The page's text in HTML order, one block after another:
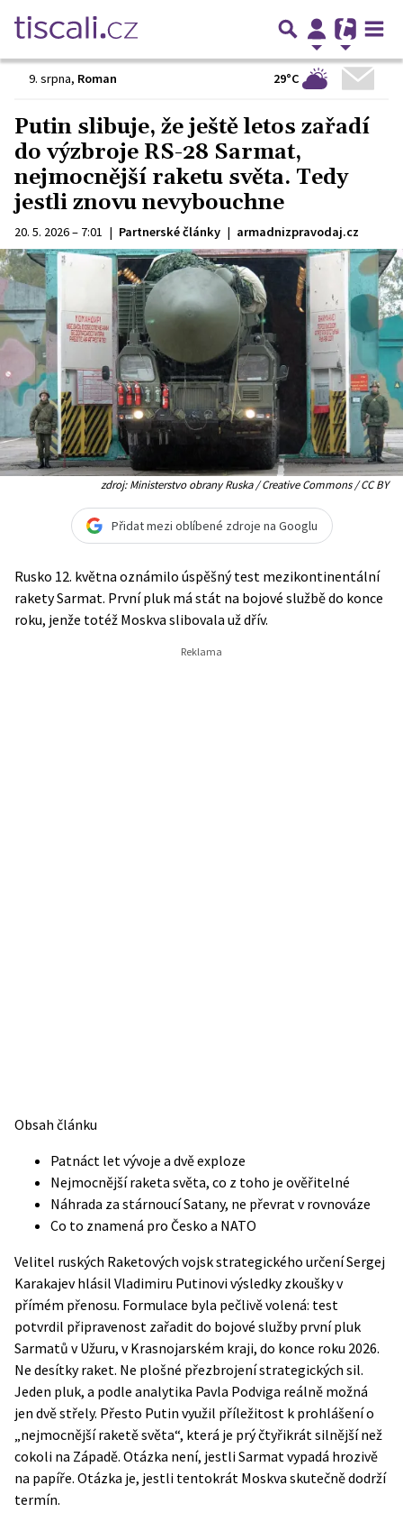
9. srpna, Roman 29°C
Putin slibuje, že ještě letos zařadí
do výzbroje RS-28 Sarmat,
nejmocnější raketu světa. Tedy
jestli znovu nevybouchne
20. 5. 2026 – 7:01 | Partnerské články | armadnizpravodaj.cz
zdroj: Ministerstvo obrany Ruska / Creative Commons / CC BY
Přidat mezi oblíbené zdroje na Googlu
Rusko 12. května oznámilo úspěšný test mezikontinentální
rakety Sarmat. První pluk má stát na bojové službě do konce
roku, jenže totéž Moskva slibovala už dřív.
Obsah článku
Patnáct let vývoje a dvě exploze
Nejmocnější raketa světa, co z toho je ověřitelné
Náhrada za stárnoucí Satany, ne převrat v rovnováze
Co to znamená pro Česko a NATO
Velitel ruských Raketových vojsk strategického určení Sergej
Karakajev hlásil Vladimiru Putinovi výsledky zkoušky v
přímém přenosu. Formulace byla pečlivě volená: test
potvrdil připravenost zařadit do bojové služby první pluk
Sarmatů v Užuru, v Krasnojarském kraji, do konce roku 2026.
Ne desítky raket. Ne plošné přezbrojení strategických sil.
Jeden pluk, a podle analytika Pavla Podviga reálně možná
jen dvě střely. Přesto Putin využil příležitost k prohlášení o
„nejmocnější raketě světa“, která je prý čtyřikrát silnější než
cokoli na Západě. Otázka není, jestli Sarmat vypadá hrozivě
na papíře. Otázka je, jestli tentokrát Moskva skutečně dodrží
termín.